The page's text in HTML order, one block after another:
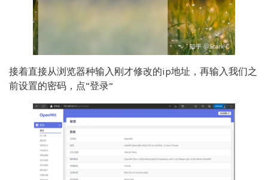
接着直接从浏览器种输入刚才修改的ip地址，再输入我们之
前设置的密码，点“登录”